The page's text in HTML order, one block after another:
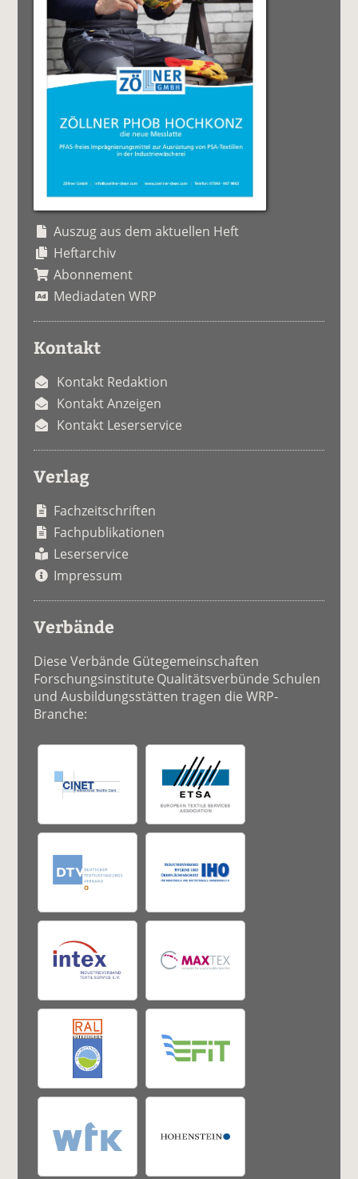
Auszug aus dem aktuellen Heft
Heftarchiv
Abonnement
Mediadaten WRP
Kontakt
Kontakt Redaktion
Kontakt Anzeigen
Kontakt Leserservice
Verlag
Fachzeitschriften
Fachpublikationen
Leserservice
Impressum
Verbände
Diese Verbände Gütegemeinschaften
Forschungsinstitute Qualitätsverbünde Schulen
und Ausbildungsstätten tragen die WRP-
Branche: